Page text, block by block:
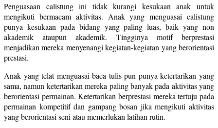
Penguasaan calistung ini tidak kurangi kesukaan anak untuk
mengikuti bermacam aktivitas. Anak yang menguasai calistung
punya kesukaan pada bidang yang paling luas, baik yang non
akademik ataupun akademik. Tingginya motif berprestasi
menjadikan mereka menyenangi kegiatan-kegiatan yang berorientasi
prestasi.
Anak yang telat menguasai baca tulis pun punya ketertarikan yang
sama, namun ketertarikan mereka paling banyak pada aktivitas yang
berorientasi permainan. Ketertarikan berprestasi mereka tertuju pada
permainan kompetitif dan gampang bosan jika mengikuti aktivitas
yang berorientasi seni atau memerlukan latihan rutin.